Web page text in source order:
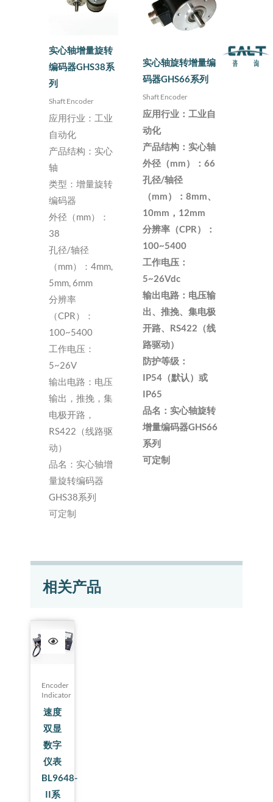
实心轴增量旋转
编码器GHS38系
列
Shaft Encoder
应用行业：工业
自动化
产品结构：实心
轴
类型：增量旋转
编码器
外径（mm）：
38
孔径/轴径
（mm）：4mm,
5mm, 6mm
分辨率
（CPR）：
100~5400
工作电压：
5~26V
输出电路：电压
输出，推挽，集
电极开路，
RS422（线路驱
动）
品名：实心轴增
量旋转编码器
GHS38系列
可定制
实心轴旋转增量编
码器GHS66系列
Shaft Encoder
应用行业：工业自
动化
产品结构：实心轴
外径（mm）：66
孔径/轴径
（mm）：8mm、
10mm，12mm
分辨率（CPR）：
100~5400
工作电压：
5~26Vdc
输出电路：电压输
出、推挽、集电极
开路、RS422（线
路驱动）
防护等级：
IP54（默认）或
IP65
品名：实心轴旋转
增量编码器GHS66
系列
可定制
相关产品
Encoder
Indicator
速度
双显
数字
仪表
BL9648-
II系